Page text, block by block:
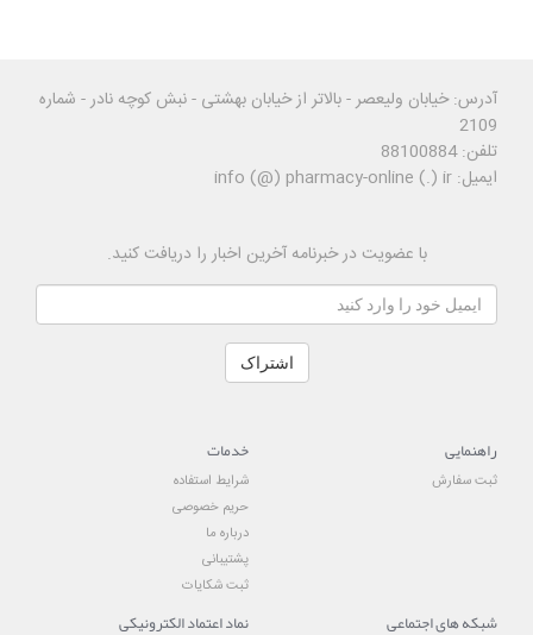
آدرس: خیابان ولیعصر - بالاتر از خیابان بهشتی - نبش کوچه نادر - شماره
2109
تلفن: 88100884
ایمیل: info (@) pharmacy-online (.) ir
با عضویت در خبرنامه آخرین اخبار را دریافت کنید.
اشتراک
راهنمایی
ثبت سفارش
خدمات
شرایط استفاده
حریم خصوصی
درباره ما
پشتیبانی
ثبت شکایات
شبکه های اجتماعی نماد اعتماد الکترونیکی